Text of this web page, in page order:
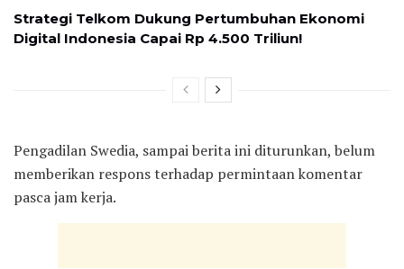
Strategi Telkom Dukung Pertumbuhan Ekonomi
Digital Indonesia Capai Rp 4.500 Triliun!
Pengadilan Swedia, sampai berita ini diturunkan, belum
memberikan respons terhadap permintaan komentar
pasca jam kerja.